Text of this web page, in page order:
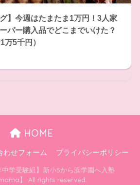
】今週はたまたま1万円！3人家
パー購入品でどこまでいけた？
万5千円）
HOME
わせフォーム プライバシーポリシー
学受験組】新小5から浜学園へ入塾
】 All rights reserved.